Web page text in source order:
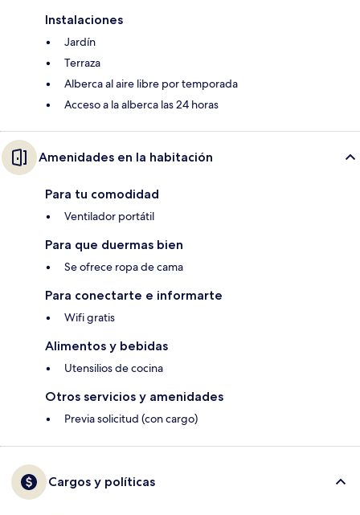
Instalaciones
Jardín
Terraza
Alberca al aire libre por temporada
Acceso a la alberca las 24 horas
Amenidades en la habitación
Para tu comodidad
Ventilador portátil
Para que duermas bien
Se ofrece ropa de cama
Para conectarte e informarte
Wifi gratis
Alimentos y bebidas
Utensilios de cocina
Otros servicios y amenidades
Previa solicitud (con cargo)
Cargos y políticas